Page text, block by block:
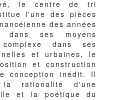
le centre de tri
l'une des pièces
des années
dans ses moyens
dans ses
et urbaines, le
et construction
conception inédit. Il
la rationalité d'une
et la poétique du